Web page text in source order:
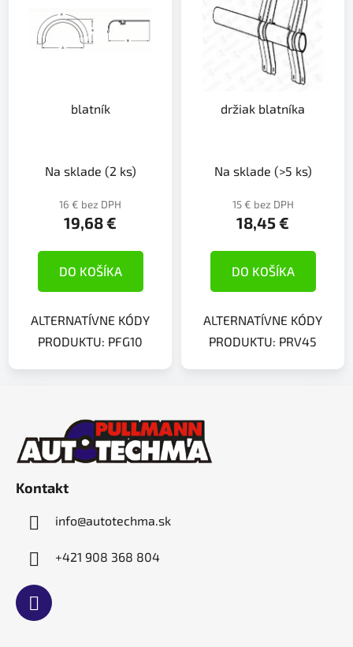
blatník
Na sklade (2 ks)
16 € bez DPH
19,68 €
DO KOŠÍKA
ALTERNATÍVNE KÓDY
PRODUKTU: PFG10
držiak blatníka
Na sklade (>5 ks)
15 € bez DPH
18,45 €
DO KOŠÍKA
ALTERNATÍVNE KÓDY
PRODUKTU: PRV45
Kontakt
info@autotechma.sk
+421 908 368 804